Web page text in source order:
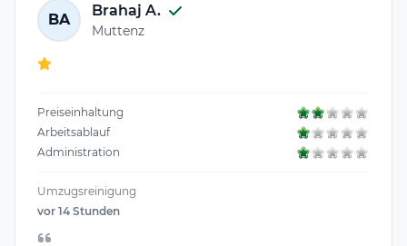
BA
Brahaj A.
Muttenz
Preiseinhaltung
Arbeitsablauf
Administration
Umzugsreinigung
vor 14 Stunden